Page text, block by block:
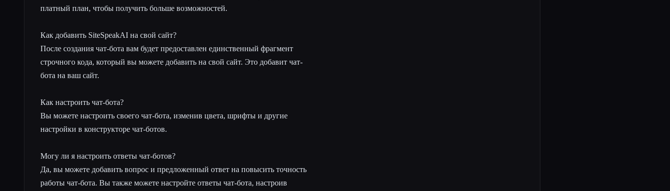
платный план, чтобы получить больше возможностей.
Как добавить SiteSpeakAI на свой сайт?
После создания чат-бота вам будет предоставлен единственный фрагмент
строчного кода, который вы можете добавить на свой сайт. Это добавит чат-
бота на ваш сайт.
Как настроить чат-бота?
Вы можете настроить своего чат-бота, изменив цвета, шрифты и другие
настройки в конструкторе чат-ботов.
Могу ли я настроить ответы чат-ботов?
Да, вы можете добавить вопрос и предложенный ответ на повысить точность
работы чат-бота. Вы также можете настройте ответы чат-бота, настроив